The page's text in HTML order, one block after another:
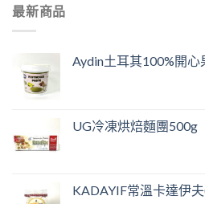
最新商品
Aydin土耳其100%開心
UG冷凍烘焙麵團500g
KADAYIF常溫卡達伊